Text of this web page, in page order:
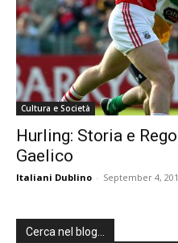
Cultura e Società
Hurling: Storia e
Gaelico
Italiani Dublino - September 4,
Cerca nel blog…